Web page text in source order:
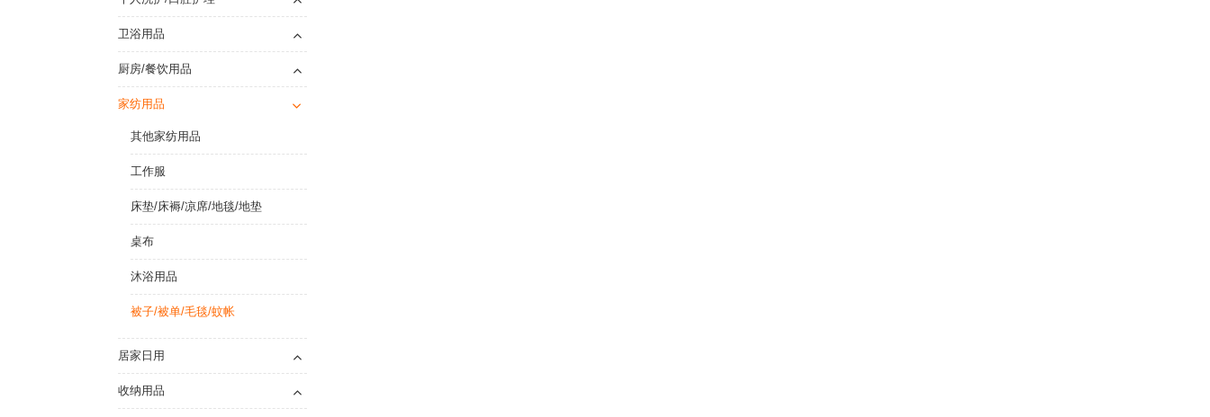
卫浴用品
厨房/餐饮用品
家纺用品
其他家纺用品
工作服
床垫/床褥/凉席/地毯/地垫
桌布
沐浴用品
被子/被单/毛毯/蚊帐
居家日用
收纳用品